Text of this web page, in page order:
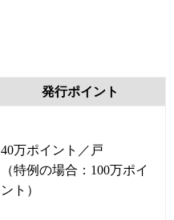
発行ポイント
40万ポイント／戸
（特例の場合：100万ポイ
ント）